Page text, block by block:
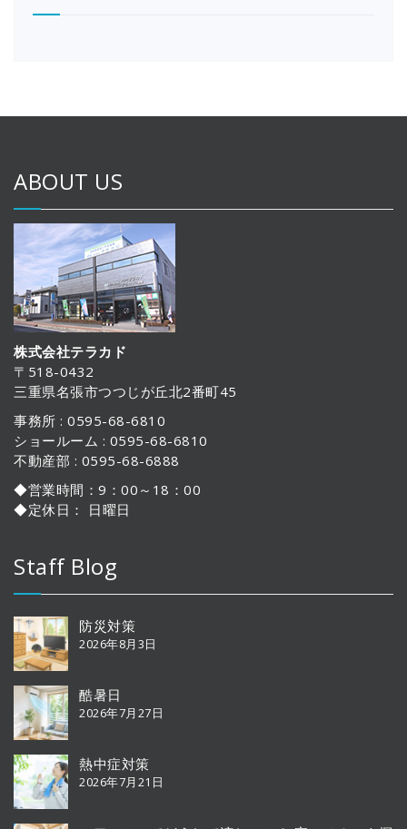
ABOUT US
株式会社テラカド
〒518-0432
三重県名張市つつじが丘北2番町45
事務所 : 0595-68-6810
ショールーム : 0595-68-6810
不動産部 : 0595-68-6888
◆営業時間：9：00～18：00
◆定休日： 日曜日
Staff Blog
防災対策
2026年8月3日
酷暑日
2026年7月27日
熱中症対策
2026年7月21日